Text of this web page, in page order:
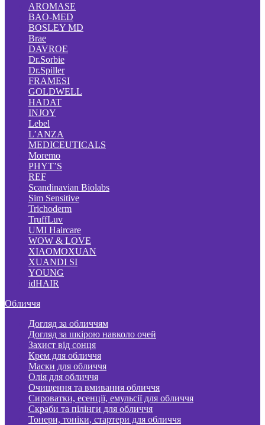
AROMASE
BAO-MED
BOSLEY MD
Brae
DAVROE
Dr.Sorbie
Dr.Spiller
FRAMESI
GOLDWELL
HADAT
INJOY
Lebel
L’ANZA
MEDICEUTICALS
Moremo
PHYT’S
REF
Scandinavian Biolabs
Sim Sensitive
Trichoderm
TruffLuv
UMI Haircare
WOW & LOVE
XIAOMOXUAN
XUANDI SI
YOUNG
idHAIR
Обличчя
Догляд за обличчям
Догляд за шкірою навколо очей
Захист від сонця
Крем для обличчя
Маски для обличчя
Олія для обличчя
Очищення та вмивання обличчя
Сироватки, есенції, емульсії для обличчя
Скраби та пілінги для обличчя
Тонери, тоніки, стартери для обличчя